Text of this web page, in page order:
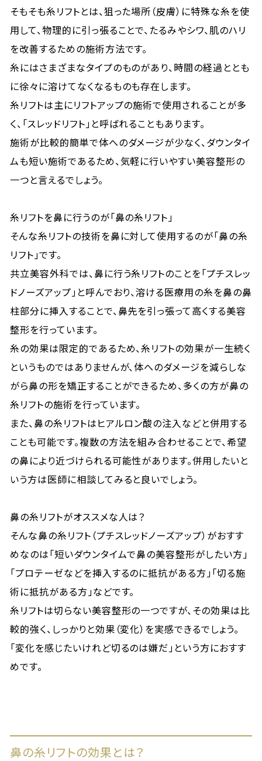
そもそも糸リフトとは、狙った場所（皮膚）に特殊な糸を使
用して、物理的に引っ張ることで、たるみやシワ、肌のハリ
を改善するための施術方法です。
糸にはさまざまなタイプのものがあり、時間の経過ととも
に徐々に溶けてなくなるものも存在します。
糸リフトは主にリフトアップの施術で使用されることが多
く、「スレッドリフト」と呼ばれることもあります。
施術が比較的簡単で体へのダメージが少なく、ダウンタイ
ムも短い施術であるため、気軽に行いやすい美容整形の
一つと言えるでしょう。
糸リフトを鼻に行うのが「鼻の糸リフト」
そんな糸リフトの技術を鼻に対して使用するのが「鼻の糸
リフト」です。
共立美容外科では、鼻に行う糸リフトのことを「プチスレッ
ドノーズアップ」と呼んでおり、溶ける医療用の糸を鼻の鼻
柱部分に挿入することで、鼻先を引っ張って高くする美容
整形を行っています。
糸の効果は限定的であるため、糸リフトの効果が一生続く
というものではありませんが、体へのダメージを減らしな
がら鼻の形を矯正することができるため、多くの方が鼻の
糸リフトの施術を行っています。
また、鼻の糸リフトはヒアルロン酸の注入などと併用する
ことも可能です。複数の方法を組み合わせることで、希望
の鼻により近づけられる可能性があります。併用したいと
いう方は医師に相談してみると良いでしょう。
鼻の糸リフトがオススメな人は？
そんな鼻の糸リフト（プチスレッドノーズアップ）がおすす
めなのは「短いダウンタイムで鼻の美容整形がしたい方」
「プロテーゼなどを挿入するのに抵抗がある方」「切る施
術に抵抗がある方」などです。
糸リフトは切らない美容整形の一つですが、その効果は比
較的強く、しっかりと効果（変化）を実感できるでしょう。
「変化を感じたいけれど切るのは嫌だ」という方におすす
めです。
鼻の糸リフトの効果とは？